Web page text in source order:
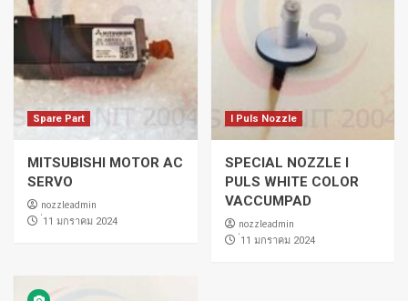
Spare Part
MITSUBISHI MOTOR AC
SERVO
nozzleadmin
่11 มกราคม 2024
I Puls Nozzle
SPECIAL NOZZLE I
PULS WHITE COLOR
VACCUMPAD
nozzleadmin
่11 มกราคม 2024